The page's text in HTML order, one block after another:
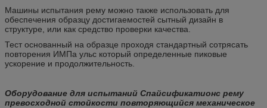
Машины испытания рему можно также использовать для
обеспечения образцу достигаемостей сытный дизайн в
структуре, или как средство проверки качества.
Тест основанный на образце проходя стандартный сотрясать
повторения ИМПа ульс который определенные пиковые
ускорение и продолжительность.
Оборудование для испытаний Спайсификатионс рему
превосходной стойкости повторяющийся механическое